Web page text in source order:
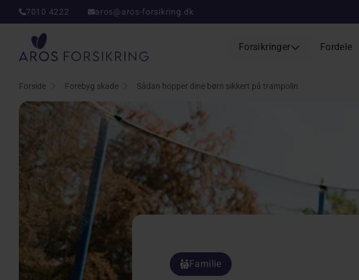
7010 4222 aros@aros-forsikring.dk
Aros Forsikring
Forsikringer Fordele
Forside Forebyg skade Sådan hopper dine børn sikkert på trampolin
Familie